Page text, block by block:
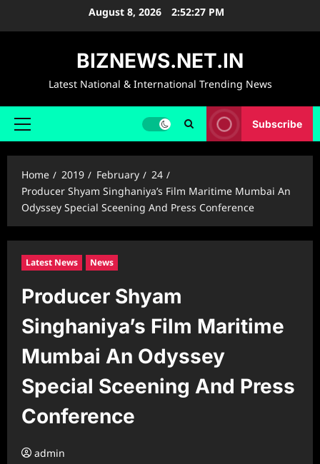
August 8, 2026 2:52:28 PM
BIZNEWS.NET.IN
Latest National & International Trending News
Primary
Subscribe
Home 2019 February
24
Producer Shyam Singhaniya’s Film Maritime Mumbai An
Odyssey Special Sceening And Press Conference
Latest News News
Producer Shyam
Singhaniya’s Film Maritime
Mumbai An Odyssey
Special Sceening And Press
Conference
admin